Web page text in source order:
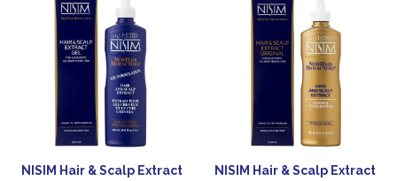
NISIM Hair & Scalp Extract
NISIM Hair & Scalp Extract